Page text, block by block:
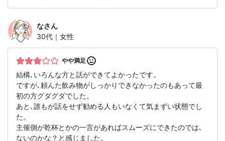
なさん
30代｜女性
やや満足
結構､いろんな方と話ができてよかったです。
ですが､頼んた飲み物がしっかりできなかったのもあって最
初の方グダグダでした。
あと､誰もが話をせず勧める人もいなくて気まずい状態でし
た。
主催側が乾杯とかの一言があればスムーズにできたのでは､
ないのかな？と感じました。